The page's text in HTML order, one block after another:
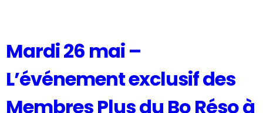
Mardi 26 mai –
L’événement exclusif des
Membres Plus du Bo Réso à